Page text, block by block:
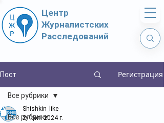
Центр
Журналистских
Расследований
Пост Регистрация
Все рубрики
Все рубрики
Shishkin_like
21 окт. 2024 г.